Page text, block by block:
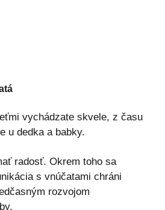
vychádzate skvele, z času
u dedka a babky.
radosť. Okrem toho sa
s vnúčatami chráni
rozvojom